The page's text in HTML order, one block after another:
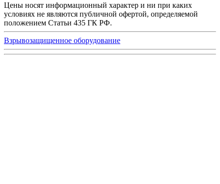
Цены носят информационный характер и ни при каких
условиях не являются публичной офертой, определяемой
положением Статьи 435 ГК РФ.
Взрывозащищенное оборудование